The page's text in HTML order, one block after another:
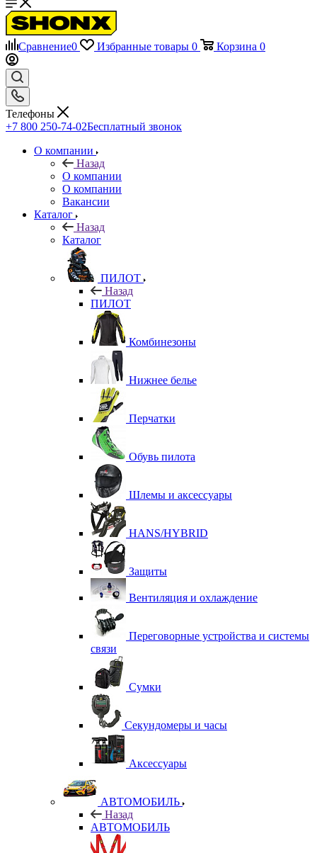
Сравнение0 Избранные товары 0 Корзина 0
Телефоны
+7 800 250-74-02Бесплатный звонок
О компании
Назад
О компании
О компании
Вакансии
Каталог
Назад
Каталог
ПИЛОТ
Назад
ПИЛОТ
Комбинезоны
Нижнее белье
Перчатки
Обувь пилота
Шлемы и аксессуары
HANS/HYBRID
Защиты
Вентиляция и охлаждение
Переговорные устройства и системы
связи
Сумки
Секундомеры и часы
Аксессуары
АВТОМОБИЛЬ
Назад
АВТОМОБИЛЬ